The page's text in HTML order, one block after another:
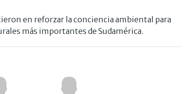
en reforzar la conciencia ambiental para
más importantes de Sudamérica.